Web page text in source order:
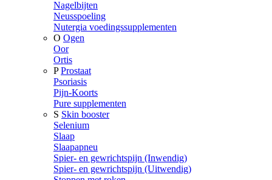
Nagelbijten
Neusspoeling
Nutergia voedingssupplementen
O Ogen
Oor
Ortis
P Prostaat
Psoriasis
Pijn-Koorts
Pure supplementen
S Skin booster
Selenium
Slaap
Slaapapneu
Spier- en gewrichtspijn (Inwendig)
Spier- en gewrichtspijn (Uitwendig)